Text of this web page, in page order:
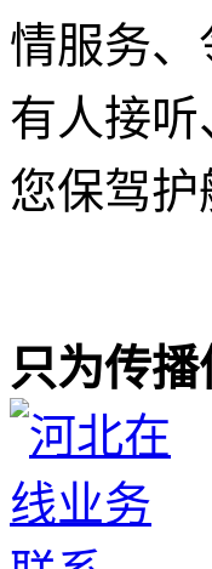
情服务、
有人接听
您保驾
只为传